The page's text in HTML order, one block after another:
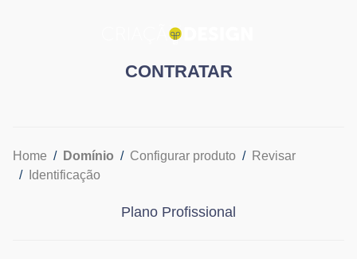
CONTRATAR
Home Domínio Configurar produto
Revisar
Identificação
Plano Profissional